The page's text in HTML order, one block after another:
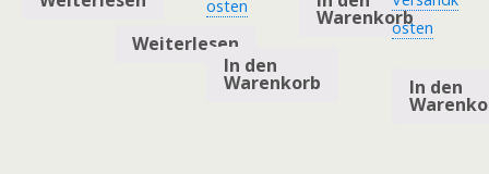
Weiterlesen
osten
In den
Warenkorb
Warenkorbosten
In den